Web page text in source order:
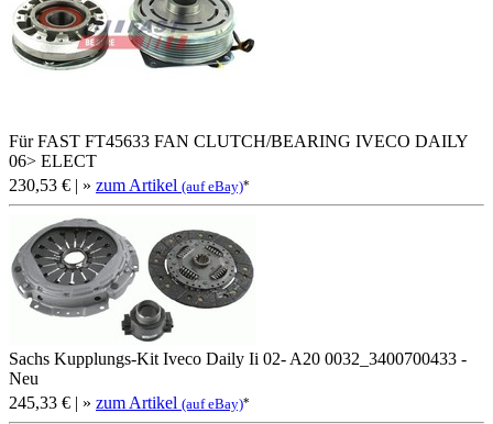
Für FAST FT45633 FAN CLUTCH/BEARING IVECO DAILY
06> ELECT
230,53 € | » zum Artikel (auf eBay)*
Sachs Kupplungs-Kit Iveco Daily Ii 02- A20 0032_3400700433 -
Neu
245,33 € | » zum Artikel (auf eBay)*